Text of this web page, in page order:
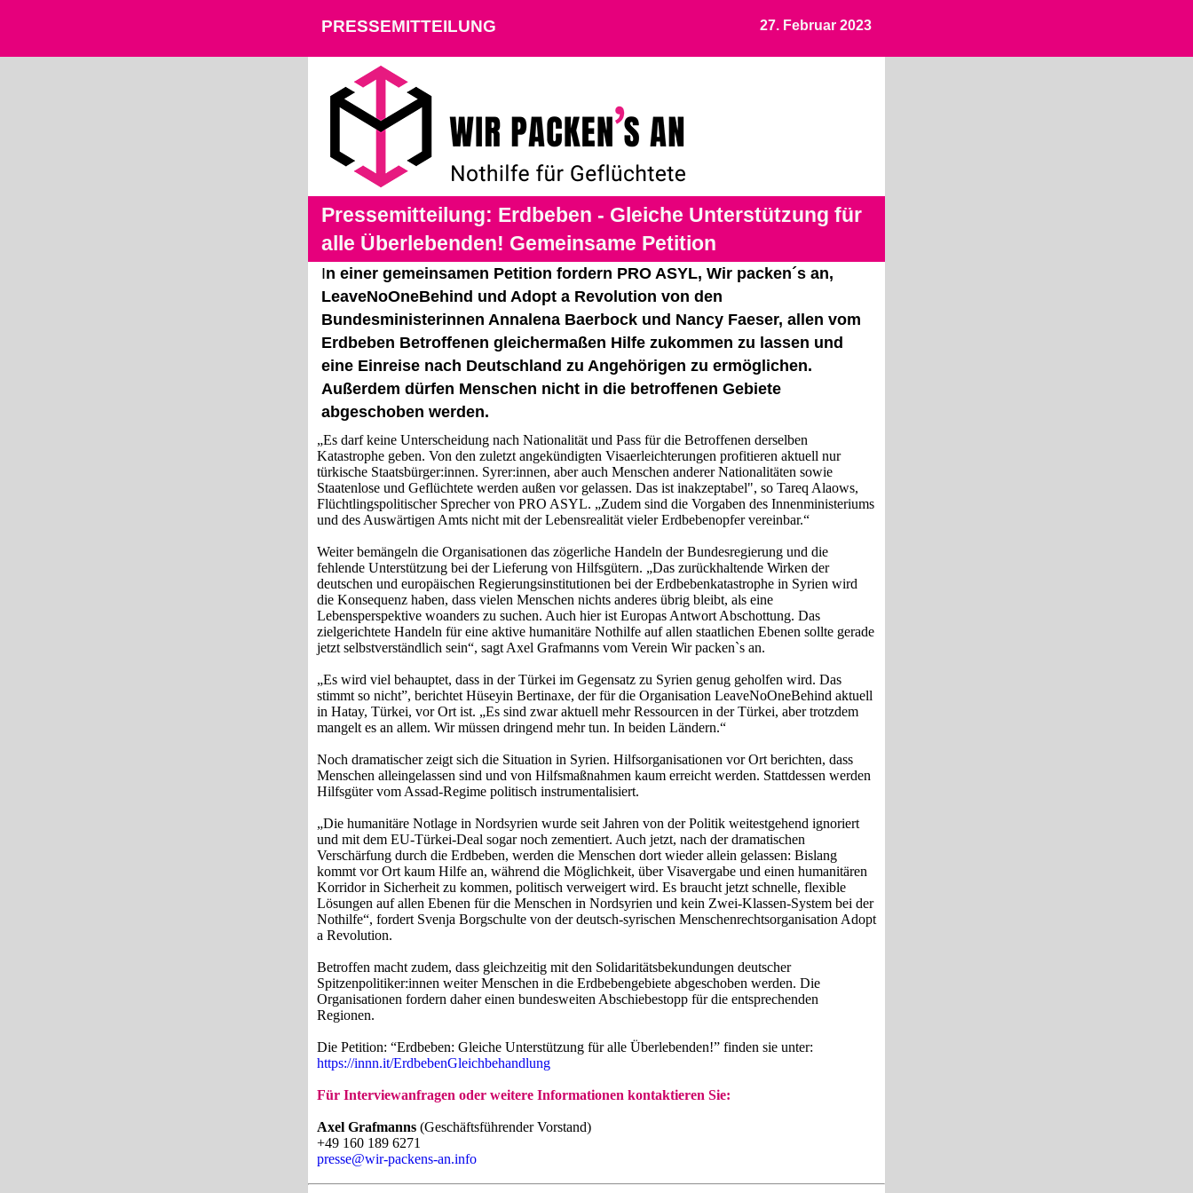
PRESSEMITTEILUNG 27. Februar 2023
Pressemitteilung: Erdbeben - Gleiche Unterstützung für
alle Überlebenden! Gemeinsame Petition
In einer gemeinsamen Petition fordern PRO ASYL, Wir packen´s an,
LeaveNoOneBehind und Adopt a Revolution von den
Bundesministerinnen Annalena Baerbock und Nancy Faeser, allen vom
Erdbeben Betroffenen gleichermaßen Hilfe zukommen zu lassen und
eine Einreise nach Deutschland zu Angehörigen zu ermöglichen.
Außerdem dürfen Menschen nicht in die betroffenen Gebiete
abgeschoben werden.
„Es darf keine Unterscheidung nach Nationalität und Pass für die Betroffenen derselben
Katastrophe geben. Von den zuletzt angekündigten Visaerleichterungen profitieren aktuell nur
türkische Staatsbürger:innen. Syrer:innen, aber auch Menschen anderer Nationalitäten sowie
Staatenlose und Geflüchtete werden außen vor gelassen. Das ist inakzeptabel", so Tareq Alaows,
Flüchtlingspolitischer Sprecher von PRO ASYL. „Zudem sind die Vorgaben des Innenministeriums
und des Auswärtigen Amts nicht mit der Lebensrealität vieler Erdbebenopfer vereinbar.“
Weiter bemängeln die Organisationen das zögerliche Handeln der Bundesregierung und die
fehlende Unterstützung bei der Lieferung von Hilfsgütern. „Das zurückhaltende Wirken der
deutschen und europäischen Regierungsinstitutionen bei der Erdbebenkatastrophe in Syrien wird
die Konsequenz haben, dass vielen Menschen nichts anderes übrig bleibt, als eine
Lebensperspektive woanders zu suchen. Auch hier ist Europas Antwort Abschottung. Das
zielgerichtete Handeln für eine aktive humanitäre Nothilfe auf allen staatlichen Ebenen sollte gerade
jetzt selbstverständlich sein“, sagt Axel Grafmanns vom Verein Wir packen`s an.
„Es wird viel behauptet, dass in der Türkei im Gegensatz zu Syrien genug geholfen wird. Das
stimmt so nicht”, berichtet Hüseyin Bertinaxe, der für die Organisation LeaveNoOneBehind aktuell
in Hatay, Türkei, vor Ort ist. „Es sind zwar aktuell mehr Ressourcen in der Türkei, aber trotzdem
mangelt es an allem. Wir müssen dringend mehr tun. In beiden Ländern.“
Noch dramatischer zeigt sich die Situation in Syrien. Hilfsorganisationen vor Ort berichten, dass
Menschen alleingelassen sind und von Hilfsmaßnahmen kaum erreicht werden. Stattdessen werden
Hilfsgüter vom Assad-Regime politisch instrumentalisiert.
„Die humanitäre Notlage in Nordsyrien wurde seit Jahren von der Politik weitestgehend ignoriert
und mit dem EU-Türkei-Deal sogar noch zementiert. Auch jetzt, nach der dramatischen
Verschärfung durch die Erdbeben, werden die Menschen dort wieder allein gelassen: Bislang
kommt vor Ort kaum Hilfe an, während die Möglichkeit, über Visavergabe und einen humanitären
Korridor in Sicherheit zu kommen, politisch verweigert wird. Es braucht jetzt schnelle, flexible
Lösungen auf allen Ebenen für die Menschen in Nordsyrien und kein Zwei-Klassen-System bei der
Nothilfe“, fordert Svenja Borgschulte von der deutsch-syrischen Menschenrechtsorganisation Adopt
a Revolution.
Betroffen macht zudem, dass gleichzeitig mit den Solidaritätsbekundungen deutscher
Spitzenpolitiker:innen weiter Menschen in die Erdbebengebiete abgeschoben werden. Die
Organisationen fordern daher einen bundesweiten Abschiebestopp für die entsprechenden
Regionen.
Die Petition: “Erdbeben: Gleiche Unterstützung für alle Überlebenden!” finden sie unter:
https://innn.it/ErdbebenGleichbehandlung
Für Interviewanfragen oder weitere Informationen kontaktieren Sie:
Axel Grafmanns (Geschäftsführender Vorstand)
+49 160 189 6271
presse@wir-packens-an.info